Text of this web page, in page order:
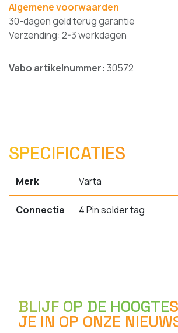
Algemene voorwaarden
30-dagen geld terug garantie
Verzending: 2-3 werkdagen
Vabo artikelnummer: 30572
SPECIFICATIES
Merk Varta
Connectie 4 Pin solder tag
BLIJF OP DE HOOGTE
JE IN OP ONZE